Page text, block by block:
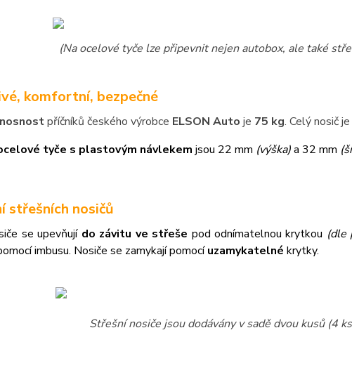
(Na ocelové tyče lze připevnit nejen autobox, ale také
komfortní, bezpečné
nosnostpříčníků českého výrobce ELSON Auto je 75 kg. Celý nosič
tyče s plastovým návlekem jsou 22 mm (výška)a 32 mm
střešních nosičů
se upevňují do závitu ve střeše pod odnímatelnou krytkou (dle
imbusu. Nosiče se zamykají pomocíuzamykatelné krytky.
Střešní nosiče jsou dodávány v sadě dvou kusů (4